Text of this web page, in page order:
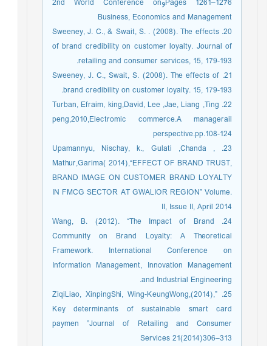
Pages 1261–1276و2nd World Conference on
Business, Economics and Management
20. Sweeney, J. C., & Swait, S. . (2008). The effects
of brand credibility on customer loyalty. Journal of
retailing and consumer services, 15, 179-193.
21. Sweeney, J. C., Swait, S. (2008). The effects of
brand credibility on customer loyalty. 15, 179-193.
22. Turban, Efraim, king,David, Lee ,Jae, Liang ,Ting
peng,2010,Electromic commerce.A managerail
perspective.pp.108-124
23. Upamannyu, Nischay, k., Gulati ,Chanda ,
Mathur,Garima( 2014),“EFFECT OF BRAND TRUST,
BRAND IMAGE ON CUSTOMER BRAND LOYALTY
IN FMCG SECTOR AT GWALIOR REGION” Volume.
II, Issue II, April 2014
24. Wang, B. (2012). “The Impact of Brand
Community on Brand Loyalty: A Theoretical
Framework. International Conference on
Information Management, Innovation Management
and Industrial Engineering.
25. ZiqiLiao, XinpingShi, Wing-KeungWong,(2014),”
Key determinants of sustainable smart card
paymen ”Journal of Retailing and Consumer
Services 21(2014)306–313